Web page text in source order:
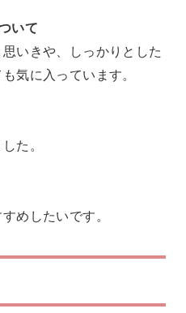
いて
いきや、しっかりとした
気に入っています。
た。
めしたいです。